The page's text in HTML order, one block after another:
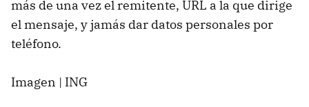
más de una vez el remitente, URL a la que dirige
el mensaje, y jamás dar datos personales por
teléfono.
Imagen | ING